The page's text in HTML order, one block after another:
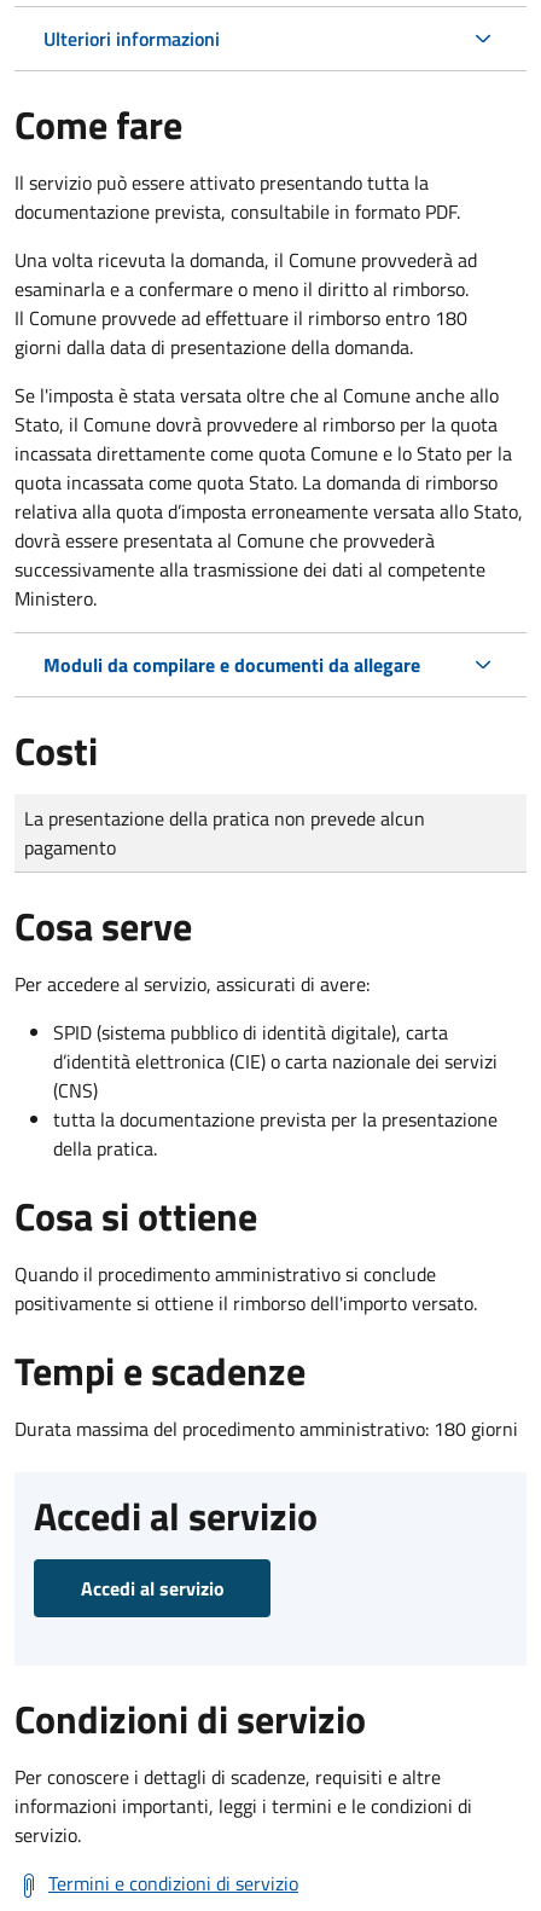
Ulteriori informazioni
Come fare
Il servizio può essere attivato presentando tutta la
documentazione prevista, consultabile in formato PDF.
Una volta ricevuta la domanda, il Comune provvederà ad
esaminarla e a confermare o meno il diritto al rimborso.
Il Comune provvede ad effettuare il rimborso entro 180
giorni dalla data di presentazione della domanda.
Se l'imposta è stata versata oltre che al Comune anche allo
Stato, il Comune dovrà provvedere al rimborso per la quota
incassata direttamente come quota Comune e lo Stato per la
quota incassata come quota Stato. La domanda di rimborso
relativa alla quota d’imposta erroneamente versata allo Stato,
dovrà essere presentata al Comune che provvederà
successivamente alla trasmissione dei dati al competente
Ministero.
Moduli da compilare e documenti da allegare
Costi
Tipo di pagamento
Importo
La presentazione della pratica non prevede alcun
pagamento
Cosa serve
Per accedere al servizio, assicurati di avere:
SPID (sistema pubblico di identità digitale), carta
d’identità elettronica (CIE) o carta nazionale dei servizi
(CNS)
tutta la documentazione prevista per la presentazione
della pratica.
Cosa si ottiene
Quando il procedimento amministrativo si conclude
positivamente si ottiene il rimborso dell'importo versato.
Tempi e scadenze
Durata massima del procedimento amministrativo: 180 giorni
Accedi al servizio
Accedi al servizio
Condizioni di servizio
Per conoscere i dettagli di scadenze, requisiti e altre
informazioni importanti, leggi i termini e le condizioni di
servizio.
Termini e condizioni di servizio